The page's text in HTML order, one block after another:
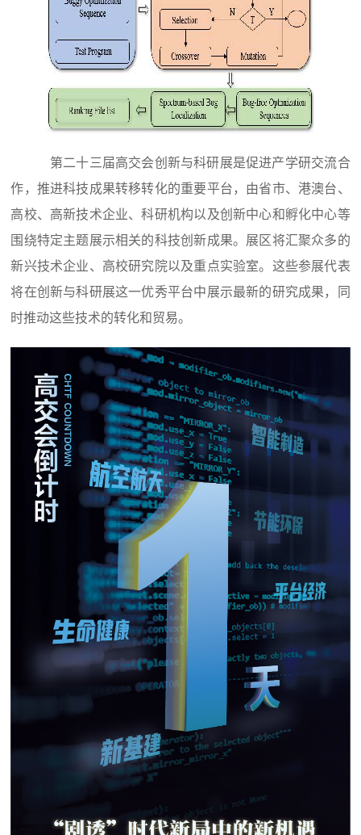
第二十三届高交会创新与科研展是促进产学研交流合
作，推进科技成果转移转化的重要平台，由省市、港澳台、
高校、高新技术企业、科研机构以及创新中心和孵化中心等
围绕特定主题展示相关的科技创新成果。展区将汇聚众多的
新兴技术企业、高校研究院以及重点实验室。这些参展代表
将在创新与科研展这一优秀平台中展示最新的研究成果，同
时推动这些技术的转化和贸易。